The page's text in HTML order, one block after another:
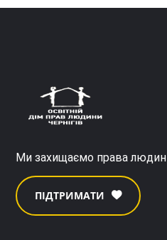
Ми захищаємо права
ПІДТРИМАТИ